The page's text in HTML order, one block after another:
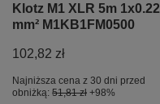
Klotz M1 XLR 5m 1x0.22
mm² M1KB1FM0500
102,82 zł
Najniższa cena z 30 dni przed
obniżką: 51,81 zł +98%